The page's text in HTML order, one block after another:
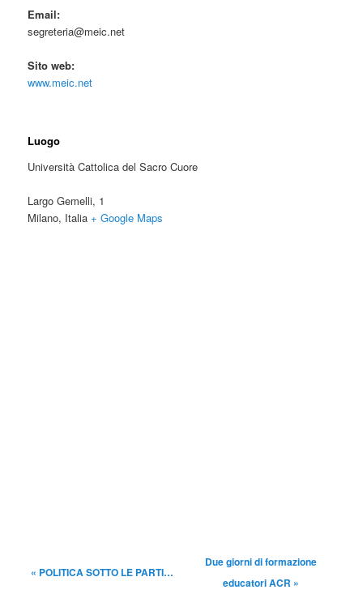
Email:
segreteria@meic.net
Sito web:
www.meic.net
Luogo
Università Cattolica del Sacro Cuore
Largo Gemelli, 1
Milano, Italia + Google Maps
« POLITICA SOTTO LE PARTI…
Due giorni di formazione
educatori ACR »